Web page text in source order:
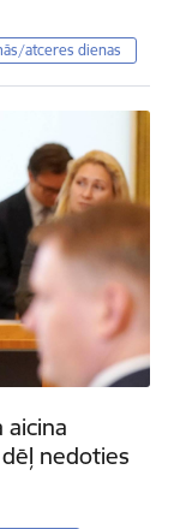
atceres dienas
aicina
nedoties